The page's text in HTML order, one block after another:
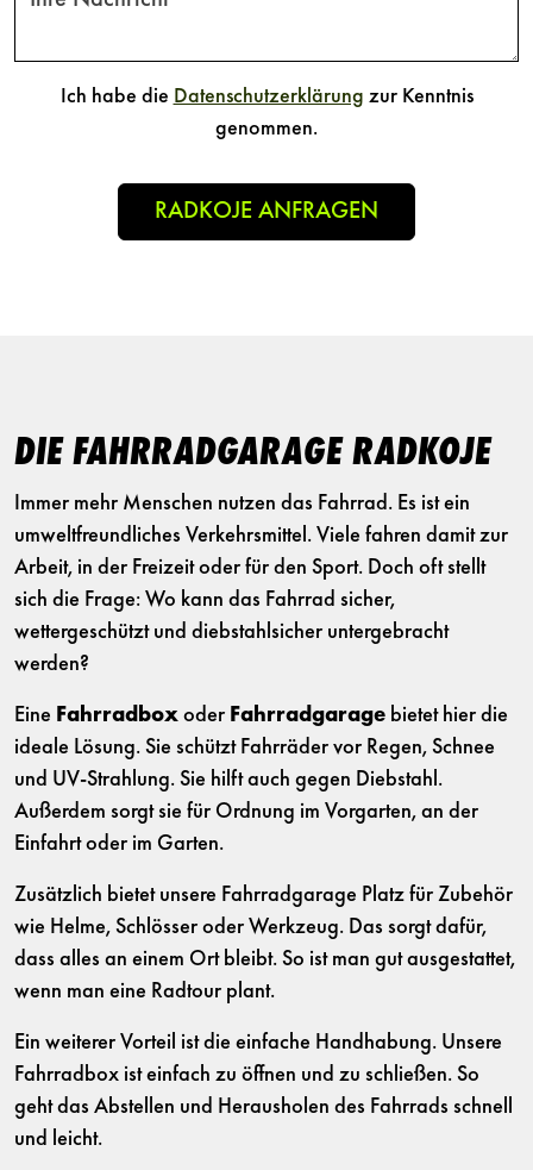
Ich habe die Datenschutzerklärung zur Kenntnis
genommen.
DIE FAHRRADGARAGE RADKOJE
Immer mehr Menschen nutzen das Fahrrad. Es ist ein
umweltfreundliches Verkehrsmittel. Viele fahren damit zur
Arbeit, in der Freizeit oder für den Sport. Doch oft stellt
sich die Frage: Wo kann das Fahrrad sicher,
wettergeschützt und diebstahlsicher untergebracht
werden?
Eine Fahrradbox oder Fahrradgarage bietet hier die
ideale Lösung. Sie schützt Fahrräder vor Regen, Schnee
und UV-Strahlung. Sie hilft auch gegen Diebstahl.
Außerdem sorgt sie für Ordnung im Vorgarten, an der
Einfahrt oder im Garten.
Zusätzlich bietet unsere Fahrradgarage Platz für Zubehör
wie Helme, Schlösser oder Werkzeug. Das sorgt dafür,
dass alles an einem Ort bleibt. So ist man gut ausgestattet,
wenn man eine Radtour plant.
Ein weiterer Vorteil ist die einfache Handhabung. Unsere
Fahrradbox ist einfach zu öffnen und zu schließen. So
geht das Abstellen und Herausholen des Fahrrads schnell
und leicht.